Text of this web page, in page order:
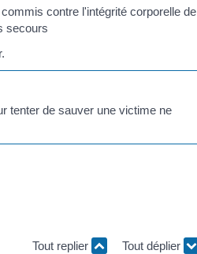
contre l'intégrité corporelle de
secours
tenter de sauver une victime ne
Tout replier
Tout déplier